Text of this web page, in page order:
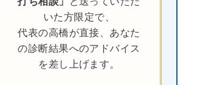
いた方限定で、
代表の高橋が直接、あなた
の診断結果へのアドバイス
を差し上げます。